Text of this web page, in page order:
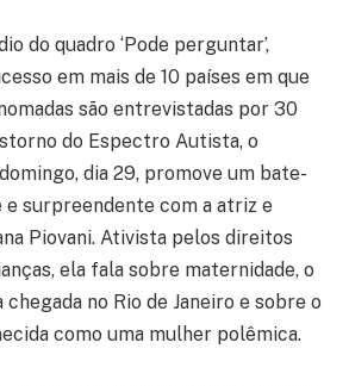
do quadro ‘Pode perguntar’,
em mais de 10 países em que
são entrevistadas por 30
do Espectro Autista, o
dia 29, promove um bate-
e surpreendente com a atriz e
Piovani. Ativista pelos direitos
ela fala sobre maternidade, o
no Rio de Janeiro e sobre o
como uma mulher polêmica.